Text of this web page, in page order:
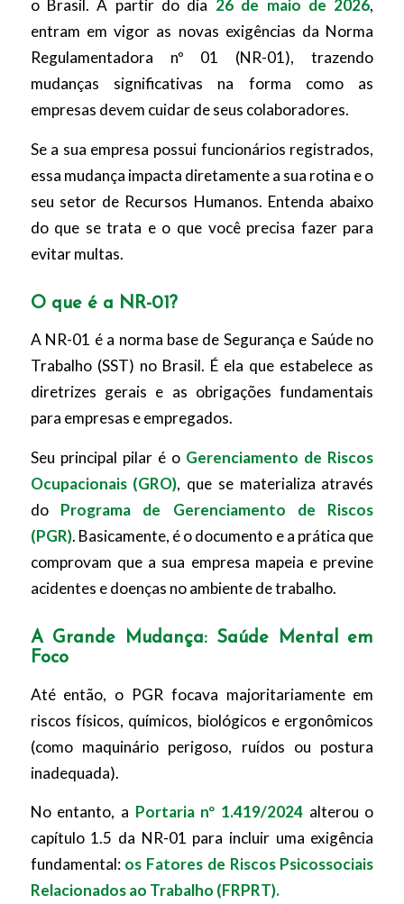
o Brasil. A partir do dia 26 de maio de 2026,
entram em vigor as novas exigências da Norma
Regulamentadora nº 01 (NR-01), trazendo
mudanças significativas na forma como as
empresas devem cuidar de seus colaboradores.
Se a sua empresa possui funcionários registrados,
essa mudança impacta diretamente a sua rotina e o
seu setor de Recursos Humanos. Entenda abaixo
do que se trata e o que você precisa fazer para
evitar multas.
O que é a NR-01?
A NR-01 é a norma base de Segurança e Saúde no
Trabalho (SST) no Brasil. É ela que estabelece as
diretrizes gerais e as obrigações fundamentais
para empresas e empregados.
Seu principal pilar é o Gerenciamento de Riscos
Ocupacionais (GRO), que se materializa através
do Programa de Gerenciamento de Riscos
(PGR). Basicamente, é o documento e a prática que
comprovam que a sua empresa mapeia e previne
acidentes e doenças no ambiente de trabalho.
A Grande Mudança: Saúde Mental em
Foco
Até então, o PGR focava majoritariamente em
riscos físicos, químicos, biológicos e ergonômicos
(como maquinário perigoso, ruídos ou postura
inadequada).
No entanto, a Portaria nº 1.419/2024 alterou o
capítulo 1.5 da NR-01 para incluir uma exigência
fundamental: os Fatores de Riscos Psicossociais
Relacionados ao Trabalho (FRPRT).